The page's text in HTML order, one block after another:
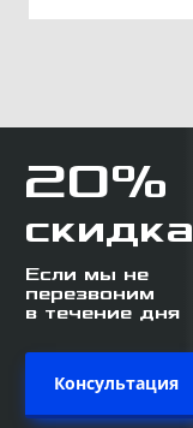
20%
скидка
Если мы не
перезвоним
в течение дня
Консультация